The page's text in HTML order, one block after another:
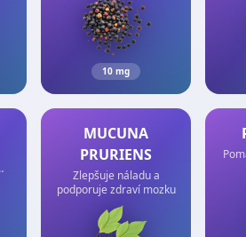
10 mg
MUCUNA
PRURIENS
Zlepšuje náladu a
podporuje zdraví mozku